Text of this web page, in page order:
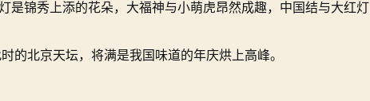
春
天
是锦秀上添的花朵，大福神与小萌虎昂然成趣，中国结与大红灯
的北京天坛，将满是我国味道的年庆烘上高峰。